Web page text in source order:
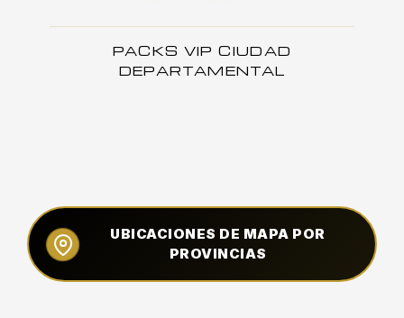
PACKS VIP CIUDAD
DEPARTAMENTAL
UBICACIONES DE MAPA POR
PROVINCIAS